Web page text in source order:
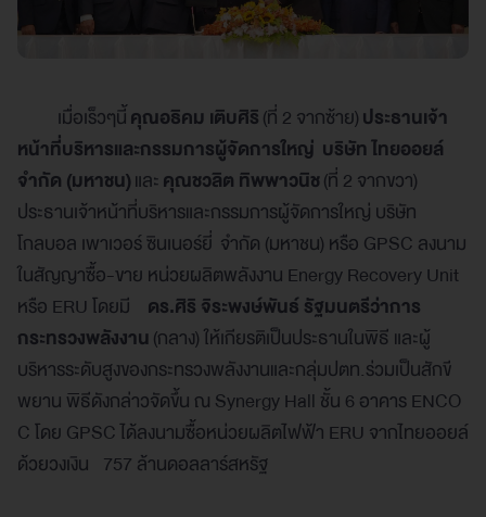
เมื่อเร็วๆนี้คุณอธิคม เติบศิริ(ที่ 2 จากซ้าย)ประธานเจ้า
หน้าที่บริหารและกรรมการผู้จัดการใหญ่ บริษัท ไทยออยล์
จำกัด (มหาชน)และคุณชวลิต ทิพพาวนิช(ที่ 2 จากขวา)
ประธานเจ้าหน้าที่บริหารและกรรมการผู้จัดการใหญ่ บริษัท
โกลบอล เพาเวอร์ ซินเนอร์ยี่ จำกัด (มหาชน) หรือ GPSC ลงนาม
ในสัญญาซื้อ-ขาย หน่วยผลิตพลังงาน Energy Recovery Unit
หรือ ERU โดยมี ดร.ศิริ จิระพงษ์พันธ์ รัฐมนตรีว่าการ
กระทรวงพลังงาน(กลาง) ให้เกียรติเป็นประธานในพิธี และผู้
บริหารระดับสูงของกระทรวงพลังงานและกลุ่มปตท.ร่วมเป็นสักขี
พยาน พิธีดังกล่าวจัดขึ้น ณ Synergy Hall ชั้น 6 อาคาร ENCO
C โดย GPSC ได้ลงนามซื้อหน่วยผลิตไฟฟ้า ERU จากไทยออยล์
ด้วยวงเงิน 757 ล้านดอลลาร์สหรัฐ